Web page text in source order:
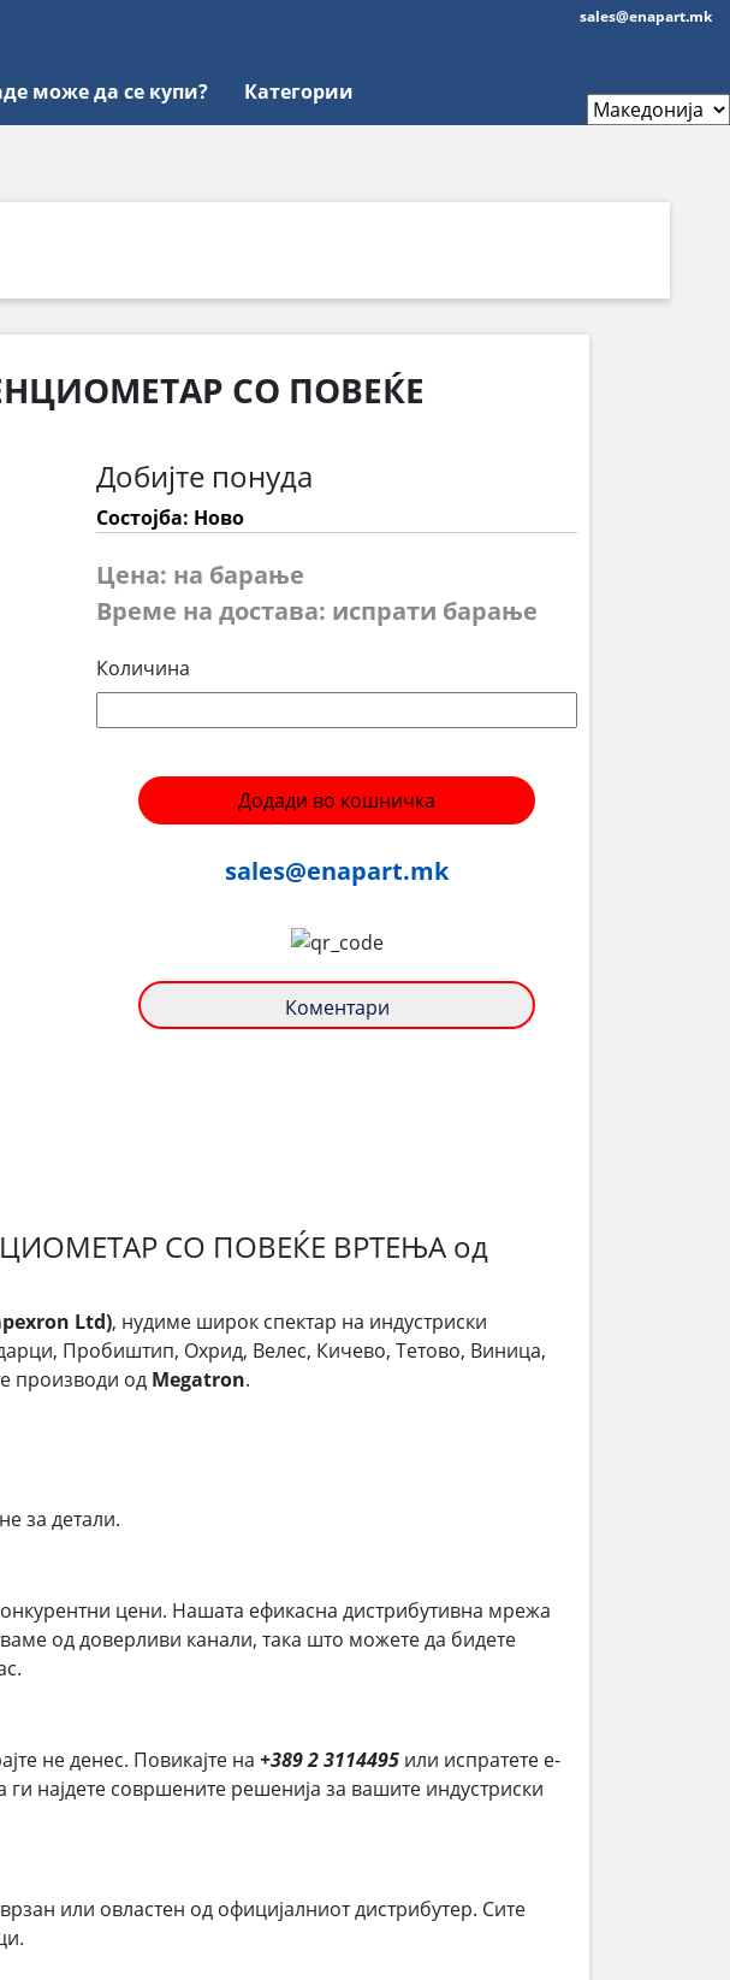
може да се купи? Категории
sales@enapart.mk
СО ПОВЕЌЕ
Добијте понуда
Состојба: Ново
Цена: на барање
Време на достава: испрати барање
Количина
Додади во кошничка
sales@enapart.mk
Коментари
СО ПОВЕЌЕ ВРТЕЊА од
Ltd), нудиме широк спектар на индустриски
Пробиштип, Охрид, Велес, Кичево, Тетово, Виница,
производи од Megatron.
за детали.
цени. Нашата ефикасна дистрибутивна мрежа
од доверливи канали, така што можете да бидете
не денес. Повикајте на +389 2 3114495 или испратете е-
најдете совршените решенија за вашите индустриски
или овластен од официјалниот дистрибутер. Сите